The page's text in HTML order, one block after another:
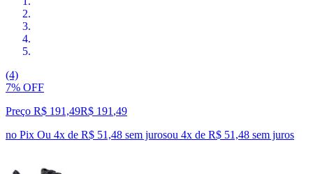
(4)
7% OFF
Preço R$ 191,49R$ 191 ,49
no Pix Ou 4x de R$ 51,48 sem jurosou 4x de R$ 51,48 sem juros